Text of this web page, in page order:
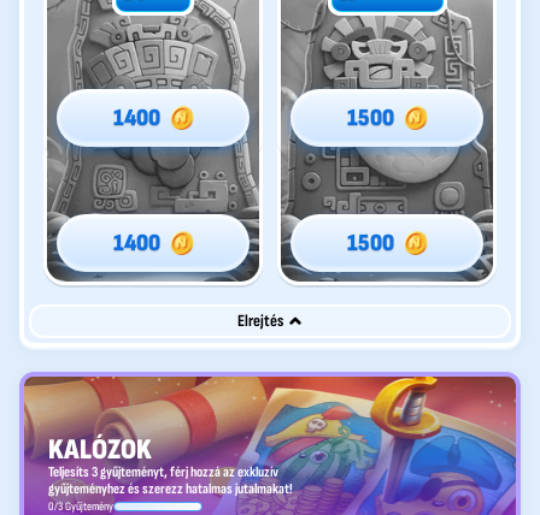
1400
1400
1500
1500
Elrejtés
KALÓZOK
Teljesíts 3 gyűjteményt, férj hozzá az exkluzív
gyűjteményhez és szerezz hatalmas jutalmakat!
0/3 Gyűjtemény